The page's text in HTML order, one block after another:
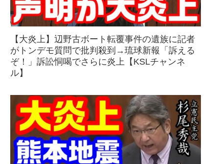
【大炎上】辺野古ボート転覆事件の遺族に記者
がトンデモ質問で批判殺到→琉球新報「訴える
ぞ！」訴訟恫喝でさらに炎上【KSLチャンネ
ル】